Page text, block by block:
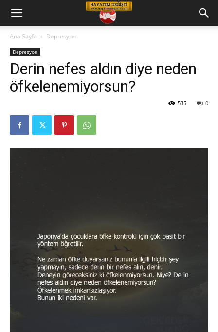
Hayatım
Değişti
Ana Sayfa Depresyon
Depresyon
Derin nefes aldın diye neden
öfkelenemiyorsun?
0
535